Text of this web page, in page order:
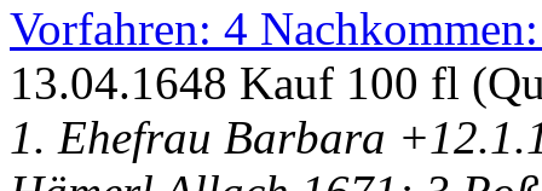
Vorfahren: 4
13.04.1648 Kauf 100 fl
1. Ehefrau Barbara